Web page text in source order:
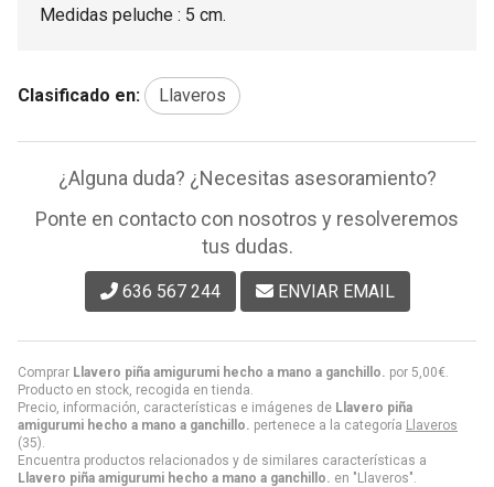
Comprar Llavero piña amigurumi hecho a mano a ganchillo. por 5,00€
Producto en stock, recogida en tienda.
Precio, información, características e imágenes de Llavero piña
amigurumi hecho a mano a ganchillo. pertenece a la categoría Llaveros
(35).
Encuentra productos relacionados y de similares características a
Llavero piña amigurumi hecho a mano a ganchillo. en "Llaveros".
Medidas peluche : 5 cm.
Clasificado en: Llaveros
¿Alguna duda? ¿Necesitas asesoramiento?
Ponte en contacto con nosotros y resolveremos
tus dudas.
636 567 244 ENVIAR EMAIL